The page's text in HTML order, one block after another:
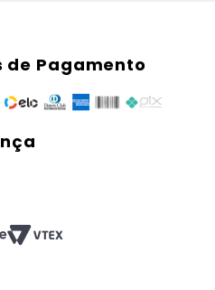
de Pagamento